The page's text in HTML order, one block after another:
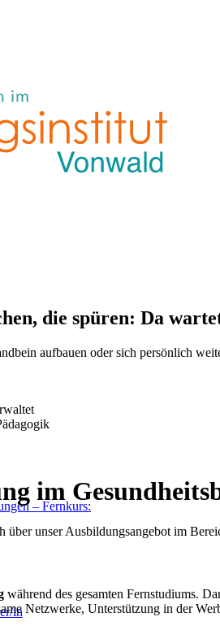
– Fernkurs:
in
die spüren: Da
aufbauen oder sich persönlich
im
über unser Ausbildungsangebot im
während des gesamten Fernstudiums.
Netzwerke, Unterstützung in der